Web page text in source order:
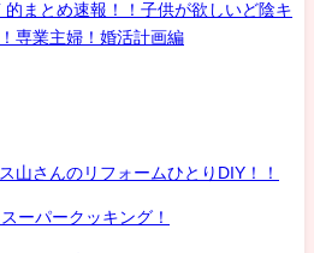
まとめ速報！！子供が欲しいど陰キ
専業主婦！婚活計画編
山さんのリフォームひとりDIY！！
ーパークッキング！